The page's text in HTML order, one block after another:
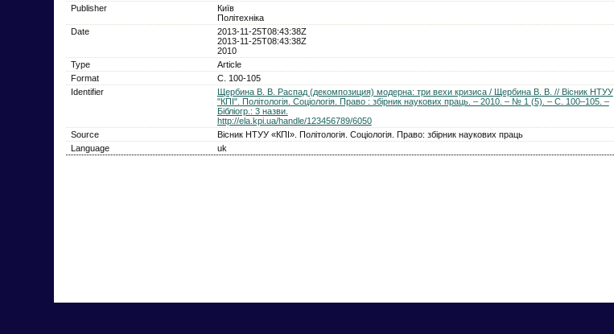
Publisher
Київ
Політехніка
Date
2013-11-25T08:43:38Z
2013-11-25T08:43:38Z
2010
Type
Article
Format
С. 100-105
Identifier
Щербина В. В. Распад (декомпозиция) модерна: три вехи кризиса / Щербина В. В. // Вісник НТУУ
"КПІ". Політологія. Соціологія. Право : збірник наукових праць. – 2010. – № 1 (5). – С. 100–105. –
Бібліогр.: 3 назви.
http://ela.kpi.ua/handle/123456789/6050
Source
Вісник НТУУ «КПІ». Політологія. Соціологія. Право: збірник наукових праць
Language
uk